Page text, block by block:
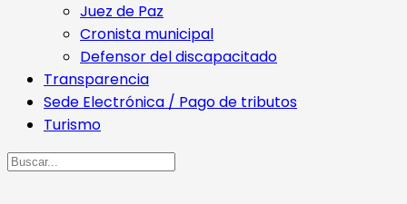
Juez de Paz
Cronista municipal
Defensor del discapacitado
Transparencia
Sede Electrónica / Pago de tributos
Turismo
Buscar